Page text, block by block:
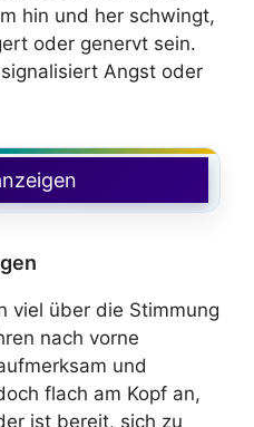
hin und her schwingt,
oder genervt sein.
Angst oder
viel über die Stimmung
nach vorne
und
flach am Kopf an,
ist bereit, sich zu